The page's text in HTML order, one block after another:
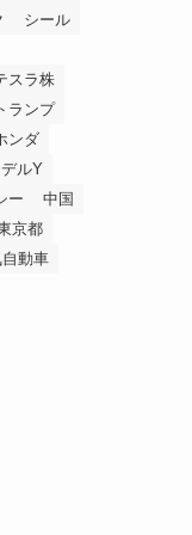
シール
スラ株
ランプ
ンダ
ルY
ー
中国
京都
動車